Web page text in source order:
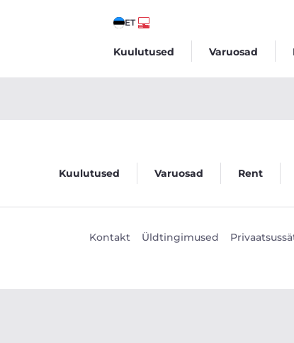
ET
Kuulutused Varuosad
Kuulutused Varuosad Rent
Kontakt Üldtingimused